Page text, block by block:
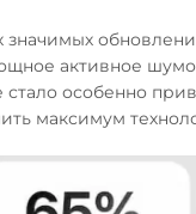
значимых
активное
особенно
максимум